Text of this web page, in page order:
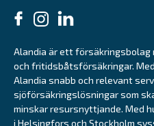
Alandia är ett
och fritidsbåtsförsäkringar.
Alandia snabb och relevant
sjöförsäkringslösningar som
minskar resursnyttjande. Med
i Helsingfors och Stockholm